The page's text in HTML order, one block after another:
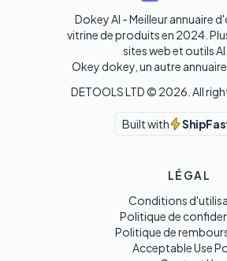
Dokey AI - Meilleur annuaire
vitrine de produits en 2024.
sites web et outils AI.
Okey dokey, un autre annuaire
DETOOLS LTD © 2026 . All
Built with
LÉGAL
Conditions
Politique de
Politique de
Acceptable Use